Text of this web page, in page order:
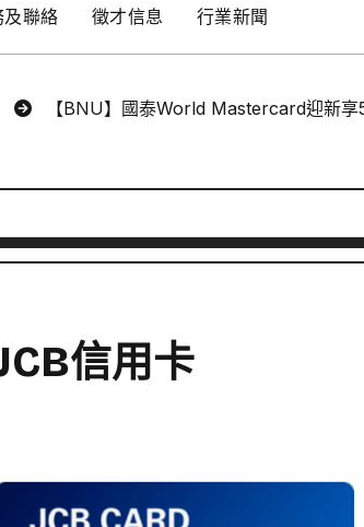
及聯絡 徵才信息 行業新聞
【BNU】國泰World Mastercard迎新
信用卡